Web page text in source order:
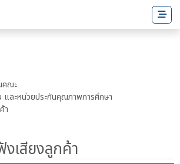
คณะ
และหน่วยประกันคุณภาพการศึกษา
า
เสียงลูกค้า